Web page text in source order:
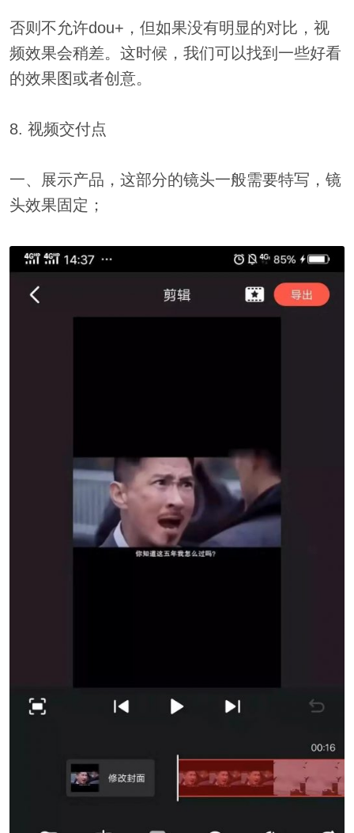
否则不允许dou+，但如果没有明显的对比，视
频效果会稍差。这时候，我们可以找到一些好看
的效果图或者创意。
8. 视频交付点
一、展示产品，这部分的镜头一般需要特写，镜
头效果固定；